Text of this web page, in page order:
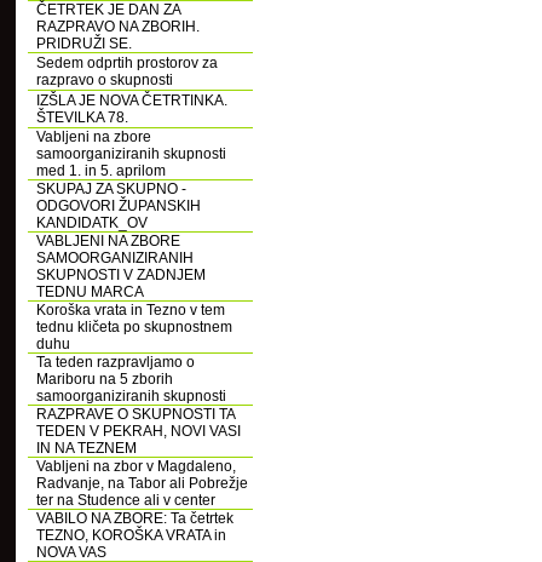
ČETRTEK JE DAN ZA
RAZPRAVO NA ZBORIH.
PRIDRUŽI SE.
Sedem odprtih prostorov za
razpravo o skupnosti
IZŠLA JE NOVA ČETRTINKA.
ŠTEVILKA 78.
Vabljeni na zbore
samoorganiziranih skupnosti
med 1. in 5. aprilom
SKUPAJ ZA SKUPNO -
ODGOVORI ŽUPANSKIH
KANDIDATK_OV
VABLJENI NA ZBORE
SAMOORGANIZIRANIH
SKUPNOSTI V ZADNJEM
TEDNU MARCA
Koroška vrata in Tezno v tem
tednu kličeta po skupnostnem
duhu
Ta teden razpravljamo o
Mariboru na 5 zborih
samoorganiziranih skupnosti
RAZPRAVE O SKUPNOSTI TA
TEDEN V PEKRAH, NOVI VASI
IN NA TEZNEM
Vabljeni na zbor v Magdaleno,
Radvanje, na Tabor ali Pobrežje
ter na Studence ali v center
VABILO NA ZBORE: Ta četrtek
TEZNO, KOROŠKA VRATA in
NOVA VAS